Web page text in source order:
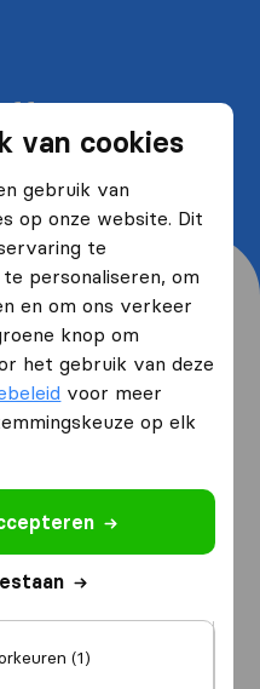
van cookies
gebruik van
op onze website. Dit
te
personaliseren, om
en om ons verkeer
knop om
het gebruik van deze
voor meer
op elk
(1)
van
tot wel
nu en waar